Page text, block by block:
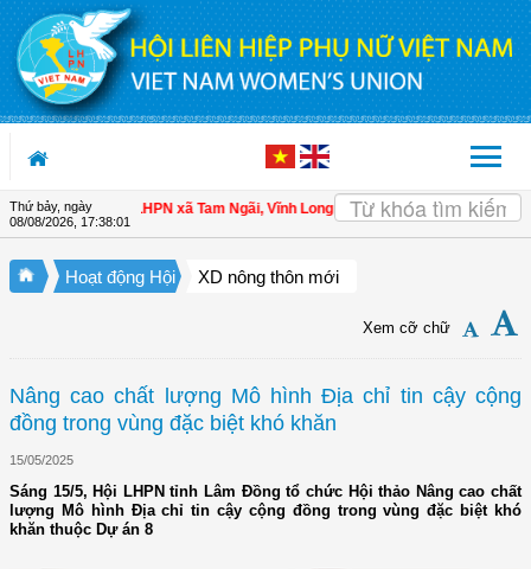
Truy cập nội dung luôn
Thứ bảy, ngày
08/08/2026, 17:38:03
viên | Hội LHPN xã Tam Ngãi, Vĩnh Long sơ kết công tác Hội và phong trào
Hoạt động Hội XD nông thôn mới
Xem cỡ chữ
Nâng cao chất lượng Mô hình Địa chỉ tin cậy cộng
đồng trong vùng đặc biệt khó khăn
15/05/2025
Sáng 15/5, Hội LHPN tỉnh Lâm Đồng tổ chức Hội thảo Nâng cao chất
lượng Mô hình Địa chỉ tin cậy cộng đồng trong vùng đặc biệt khó
khăn thuộc Dự án 8